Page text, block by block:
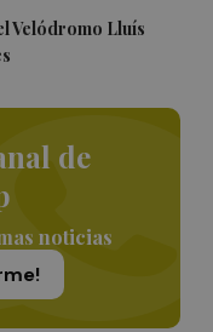
Velódromo Lluís
de
noticias